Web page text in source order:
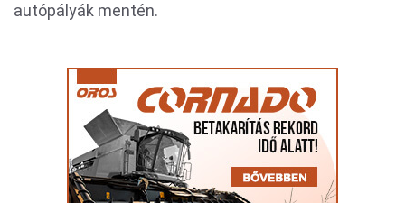
autópályák mentén.